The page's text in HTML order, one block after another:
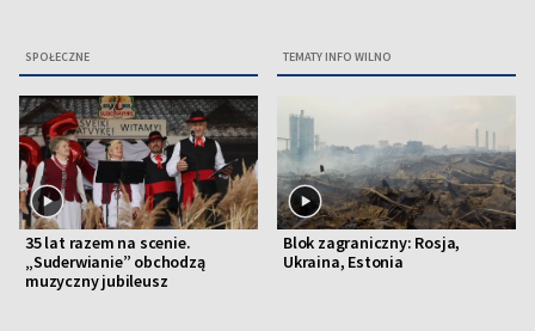
SPOŁECZNE TEMATY INFO WILNO
35 lat razem na scenie.
„Suderwianie” obchodzą
muzyczny jubileusz
Blok zagraniczny: Rosja,
Ukraina, Estonia